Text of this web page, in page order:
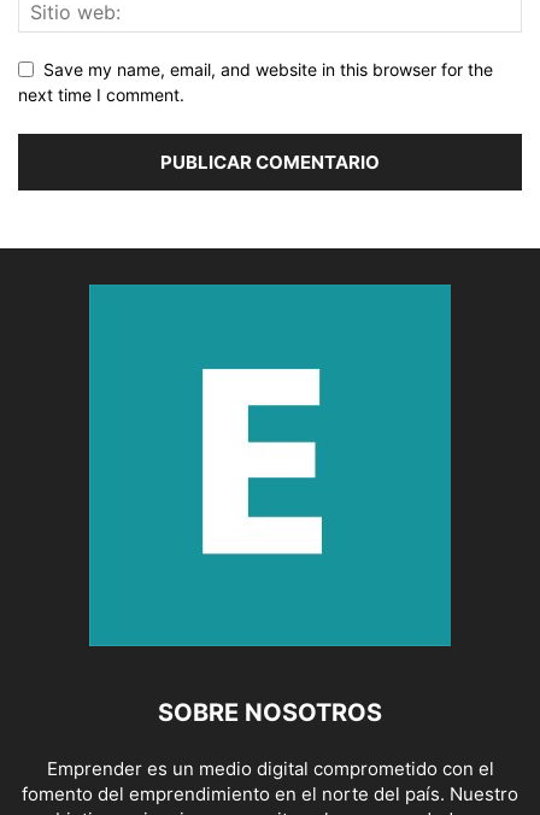
Save my name, email, and website in this browser for the
next time I comment.
SOBRE NOSOTROS
Emprender es un medio digital comprometido con el
fomento del emprendimiento en el norte del país. Nuestro